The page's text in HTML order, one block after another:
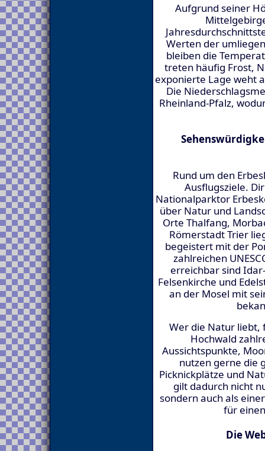
Aufgrund seiner
Werten der
bleiben die
treten häufig Frost,
exponierte Lage weht
Die
Rheinland-Pfalz,
Rund um den
Ausflugsziele.
Nationalparktor
über Natur und
Orte Thalfang,
Römerstadt Trier
begeistert mit der
zahlreichen
erreichbar sind
Felsenkirche und
an der Mosel mit
Wer die Natur liebt,
Hochwald
Aussichtspunkte,
nutzen gerne die
Picknickplätze und
gilt dadurch nicht
sondern auch als
für
Die